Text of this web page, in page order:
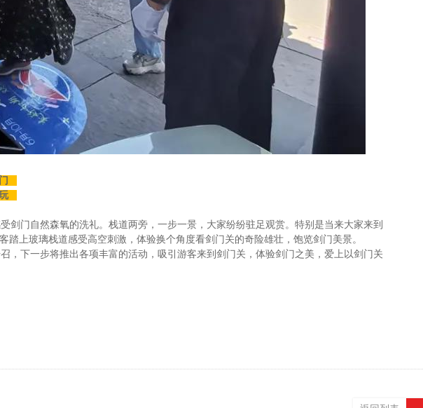
门自然森氧的洗礼。栈道两旁，一步一景，大家纷纷驻足观赏。特别是当来大家来到
上玻璃栈道感受高空刺激，体验换个角度看剑门关的奇险雄壮，饱览剑门美景。
下一步将推出各项丰富的活动，吸引游客来到剑门关，体验剑门之美，爱上以剑门关